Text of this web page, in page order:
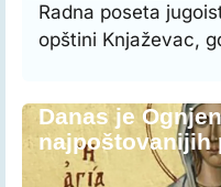
Radna poseta
opštini Knjaževac,
Danas je
najpoštovanijih